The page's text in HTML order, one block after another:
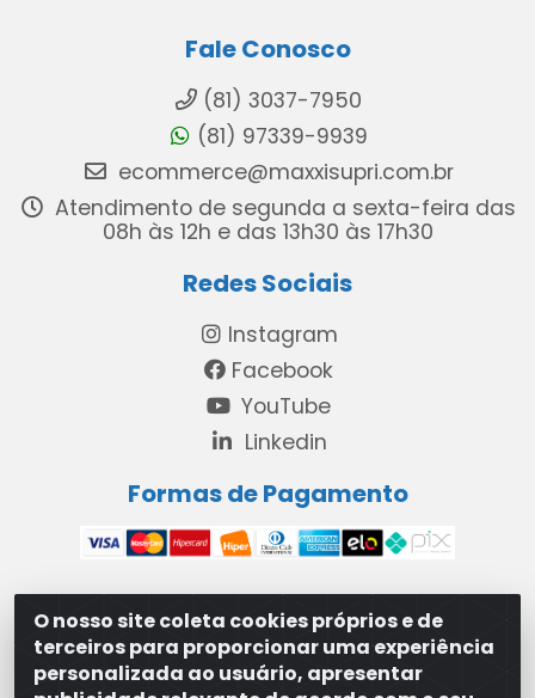
O nosso site coleta cookies próprios e de
terceiros para proporcionar uma experiência
personalizada ao usuário, apresentar
Fale Conosco
(81) 3037-7950
(81) 97339-9939
ecommerce@maxxisupri.com.br
Atendimento de segunda a sexta-feira das
08h às 12h e das 13h30 às 17h30
Redes Sociais
Instagram
Facebook
YouTube
Linkedin
Formas de Pagamento
MAXXISUPRI COMÉRCIO DE SANEANTES LTDA - Avenida
Antônio Cabral de Souza, 2872 - Maranguape II -
Paulista/PE - CEP 53.421-420 - 31.329.180/0001-83